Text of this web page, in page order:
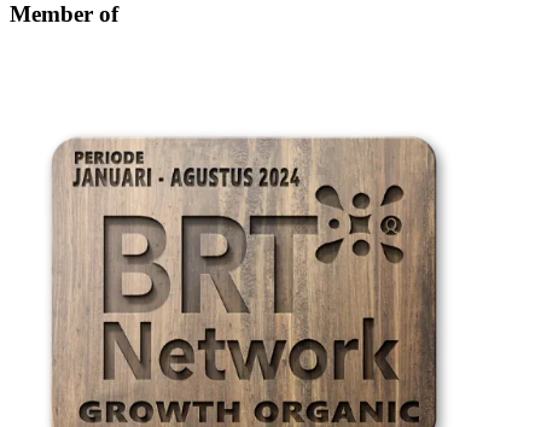
Member of